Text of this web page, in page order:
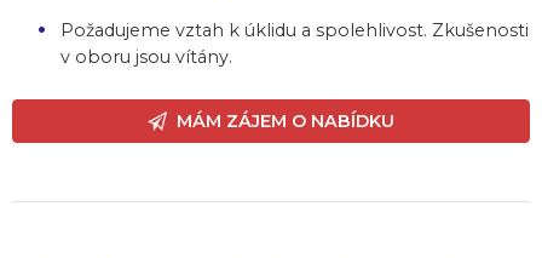
Požadujeme vztah k úklidu a spolehlivost. Zkušenosti
v oboru jsou vítány.
MÁM ZÁJEM O NABÍDKU